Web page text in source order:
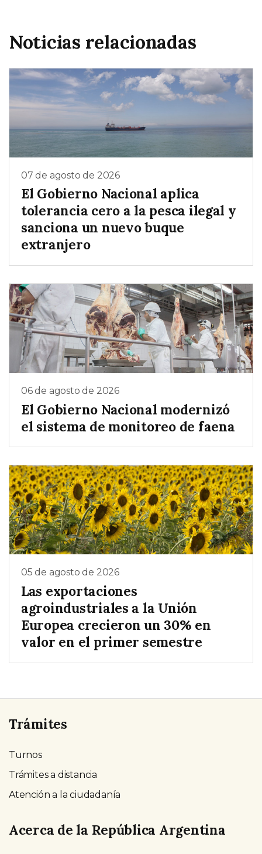
Noticias relacionadas
07 de agosto de 2026
El Gobierno Nacional aplica
tolerancia cero a la pesca ilegal y
sanciona un nuevo buque
extranjero
06 de agosto de 2026
El Gobierno Nacional modernizó
el sistema de monitoreo de faena
05 de agosto de 2026
Las exportaciones
agroindustriales a la Unión
Europea crecieron un 30% en
valor en el primer semestre
Trámites
Turnos
Trámites a distancia
Atención a la ciudadanía
Acerca de la República Argentina